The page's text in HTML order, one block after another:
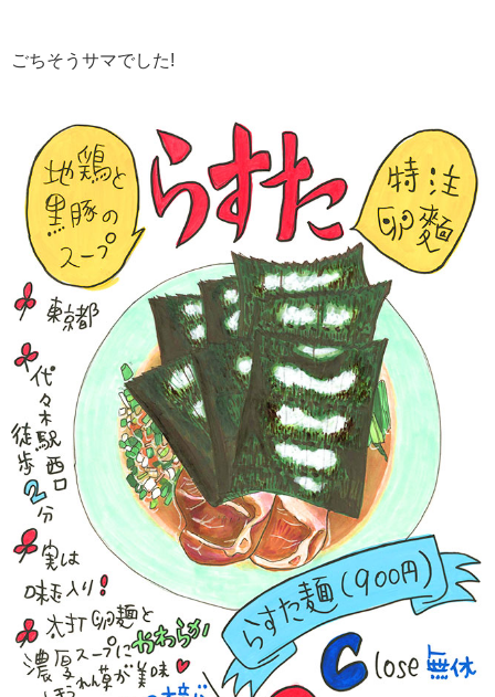
ごちそうサマでした!